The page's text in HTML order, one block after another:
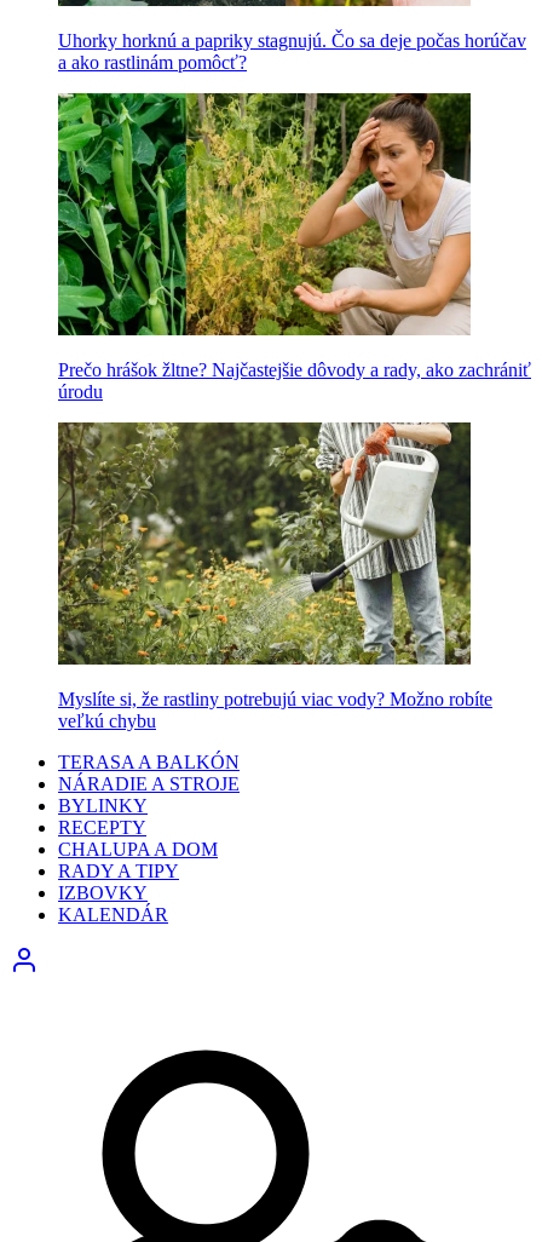
Uhorky horknú a papriky stagnujú. Čo sa deje počas horúčav
a ako rastlinám pomôcť?
Prečo hrášok žltne? Najčastejšie dôvody a rady, ako zachrániť
úrodu
Myslíte si, že rastliny potrebujú viac vody? Možno robíte
veľkú chybu
TERASA A BALKÓN
NÁRADIE A STROJE
BYLINKY
RECEPTY
CHALUPA A DOM
RADY A TIPY
IZBOVKY
KALENDÁR